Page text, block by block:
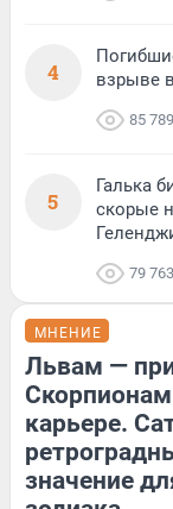
4
взрыве
85 789
5
Галька
скорые
79 763
МНЕНИЕ
Львам —
карьере.
значение